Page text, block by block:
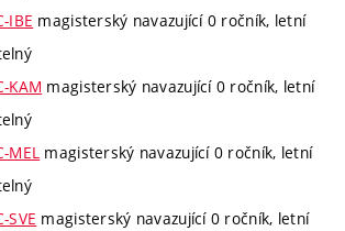
IBE magisterský navazující 0 ročník, letní
KAM magisterský navazující 0 ročník, letní
MEL magisterský navazující 0 ročník, letní
SVE magisterský navazující 0 ročník, letní